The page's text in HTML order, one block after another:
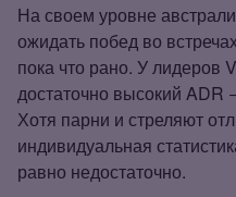
На своем уровне
ожидать побед во
пока что рано. У лидеров
достаточно высокий ADR
Хотя парни и стреляют
индивидуальная
равно недостаточно.